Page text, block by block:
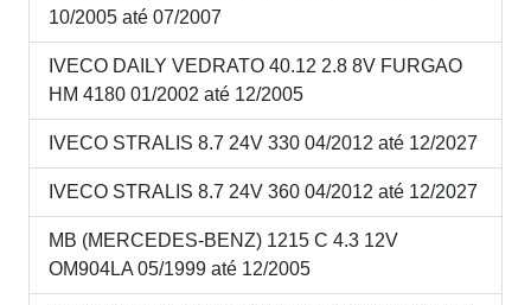
10/2005 até 07/2007
IVECO DAILY VEDRATO 40.12 2.8 8V FURGAO
HM 4180 01/2002 até 12/2005
IVECO STRALIS 8.7 24V 330 04/2012 até 12/2027
IVECO STRALIS 8.7 24V 360 04/2012 até 12/2027
MB (MERCEDES-BENZ) 1215 C 4.3 12V
OM904LA 05/1999 até 12/2005